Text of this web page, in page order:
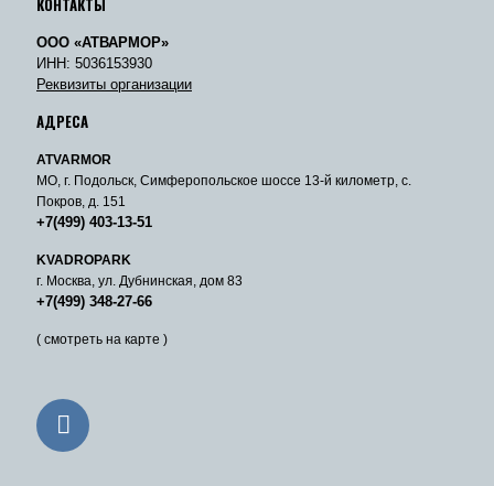
ООО «АТВАРМОР»
ИНН: 5036153930
Реквизиты организации
АДРЕСА
ATVARMOR
МО, г. Подольск, Симферопольское шоссе 13-й километр, с.
Покров, д. 151
+7(499) 403-13-51
KVADROPARK
г. Москва, ул. Дубнинская, дом 83
+7(499) 348-27-66
( смотреть на карте )